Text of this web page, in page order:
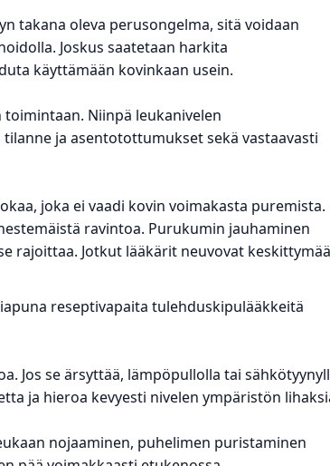
takana oleva perusongelma, sitä voidaan
Joskus saatetaan harkita
käyttämään kovinkaan usein.
Niinpä leukanivelen
ja asentotottumukset sekä vastaavasti
joka ei vaadi kovin voimakasta puremista.
ravintoa. Purukumin jauhaminen
rajoittaa. Jotkut lääkärit neuvovat
reseptivapaita tulehduskipulääkkeitä
Jos se ärsyttää, lämpöpullolla tai
ja hieroa kevyesti nivelen ympäristön
nojaaminen, puhelimen puristaminen